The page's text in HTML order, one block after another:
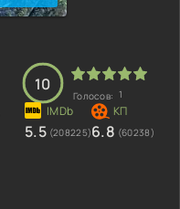
10
Голосов: 1
5.5 (208225)6.8 (60238)